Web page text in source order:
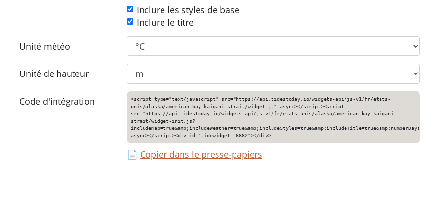
Inclure les styles de base
Inclure le titre
Unité météo
Unité de hauteur
Code d'intégration
<script type="text/javascript" src="https://api.tidestoday.io/widgets-api/js-v1/fr/etats-
unis/alaska/american-bay-kaigani-strait/widget.js" async></script><script
src="https://api.tidestoday.io/widgets-api/js-v1/fr/etats-unis/alaska/american-bay-kaigani-
strait/widget-init.js?
async></script><div id="tidewidget__6882"></div>
📄 Copier dans le presse-papiers